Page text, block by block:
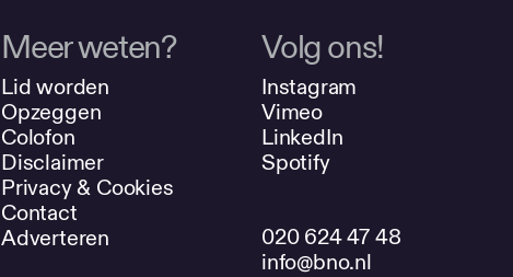
Meer weten?
Lid worden
Opzeggen
Colofon
Disclaimer
Privacy & Cookies
Contact
Adverteren
Volg ons!
Instagram
Vimeo
LinkedIn
Spotify
020 624 47 48
info@bno.nl